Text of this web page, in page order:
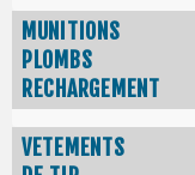
MUNITIONS
PLOMBS
RECHARGEMENT
VETEMENTS